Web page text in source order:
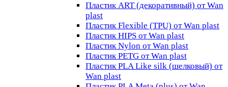
Пластик ART (декоративный) от Wan
plast
Пластик Flexible (TPU) от Wan plast
Пластик HIPS от Wan plast
Пластик Nylon от Wan plast
Пластик PETG от Wan plast
Пластик PLA Like silk (шелковый) от
Wan plast